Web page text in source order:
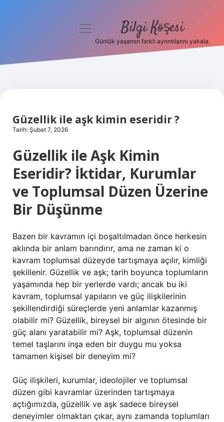
Hakkımızda
menüyü
Bilgi Köşesi
Günlük yaşamın farklı ayrıntılarını yakala.
Güzellik ile aşk kimin eseridir ?
Tarih: Şubat 7, 2026
Güzellik ile Aşk Kimin
Eseridir? İktidar, Kurumlar
ve Toplumsal Düzen Üzerine
Bir Düşünme
Bazen bir kavramın içi boşaltılmadan önce herkesin
aklında bir anlam barındırır, ama ne zaman ki o
kavram toplumsal düzeyde tartışmaya açılır, kimliği
şekillenir. Güzellik ve aşk; tarih boyunca toplumların
yaşamında hep bir yerlerde vardı; ancak bu iki
kavram, toplumsal yapıların ve güç ilişkilerinin
şekillendirdiği süreçlerde yeni anlamlar kazanmış
olabilir mi? Güzellik, bireysel bir algının ötesinde bir
güç alanı yaratabilir mi? Aşk, toplumsal düzenin
temel taşlarını inşa eden bir duygu mu yoksa
tamamen kişisel bir deneyim mi?
Güç ilişkileri, kurumlar, ideolojiler ve toplumsal
düzen gibi kavramlar üzerinden tartışmaya
açtığımızda, güzellik ve aşk sadece bireysel
deneyimler olmaktan çıkar, aynı zamanda toplumları